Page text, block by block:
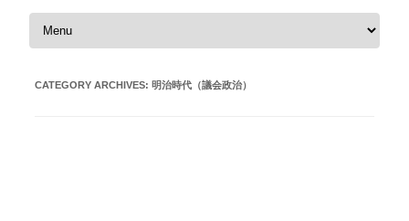
Skip to content
CATEGORY ARCHIVES: 明治時代（議会政治）